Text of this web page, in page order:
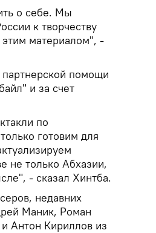
о себе. Мы
к творчеству
материалом", -
партнерской помощи
и за счет
по
готовим для
не только Абхазии,
- сказал Хинтба.
недавних
Маник, Роман
Антон Кириллов из